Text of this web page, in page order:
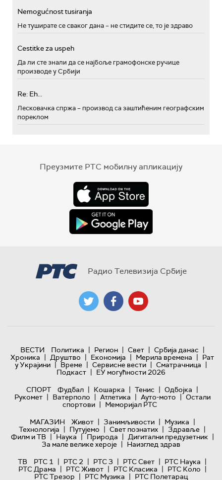
Nemogućnost tusiranja
Не туширате се сваког дана – не стидите се, то је здраво
Cestitke za uspeh
Да ли сте знали да се најбоље грамофонске ручице
производе у Србији
Re: Eh...
Лесковачка спржа – производ са заштићеним географским
пореклом
Преузмите РТС мобилну апликацију
Радио Телевизија Србије
ВЕСТИ Политика | Регион | Свет | Србија данас |
Хроника | Друштво | Економија | Мерила времена | Рат
у Украјини | Време | Сервисне вести | Сматрачница |
Подкаст | ЕУ могућности 2026
СПОРТ
Фудбал | Кошарка | Тенис | Одбојка |
Рукомет | Ватерполо | Атлетика | Ауто-мото | Остали
спортови | Меморијал РТС
МАГАЗИН
Живот | Занимљивости | Музика |
Технологијa | Путујемо | Свет познатих | Здравље |
Филм и ТВ | Наука | Природа | Дигитални предузетник |
За мале велике хероје | Наизглед здрав
ТВ
РТС 1 | РТС 2 | РТС 3 | РТС Свет | РТС Наука |
РТС Драма | РТС Живот | РТС Класика | РТС Коло |
РТС Трезор | РТС Музика | РТС Полетарац